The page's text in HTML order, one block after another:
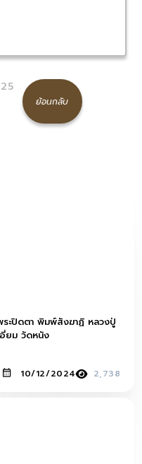
ย้อนกลับ
ระปิดตา พิมพ์สังฆาฏิ หลวงปู่
อี่ยม วัดหนัง
10/12/2024 2,738